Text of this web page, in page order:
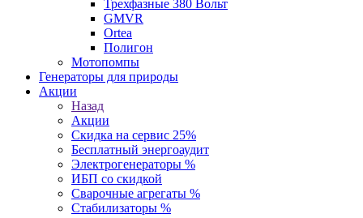
Трехфазные 380 Вольт
GMVR
Ortea
Полигон
Мотопомпы
Генераторы для природы
Акции
Назад
Акции
Скидка на сервис 25%
Бесплатный энергоаудит
Электрогенераторы %
ИБП со скидкой
Сварочные агрегаты %
Стабилизаторы %